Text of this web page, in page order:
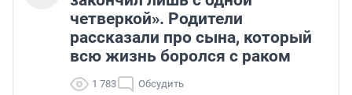
четверкой». Родители
рассказали про сына, который
всю жизнь боролся с раком
1 783 Обсудить